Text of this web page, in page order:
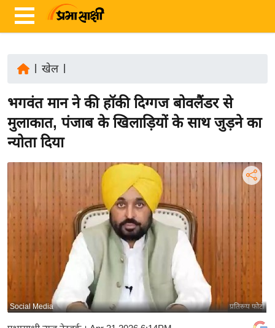
ज़ा
ख
ब
र
ष्ट्री
य
अं
त
र्रा
य
बि
ज़
खेल|
भगवंत मान ने की हॉकी दिग्गज बोवलैंडर से
मुलाकात, पंजाब के खिलाड़ियों के साथ जुड़ने का
न्योता दिया
प्रतिरूप फोटो
Social Media